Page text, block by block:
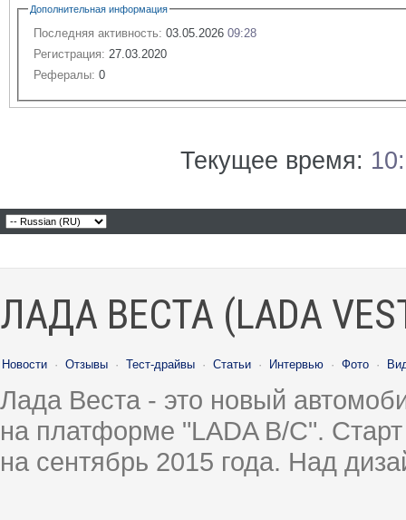
Дополнительная информация
Последняя активность: 03.05.2026 09:28
Регистрация: 27.03.2020
Рефералы: 0
Текущее время:
ЛАДА ВЕСТА (LADA
Новости · Отзывы · Тест-драйвы · Статьи · Интервью · Фото ·
Лада Веста - это новый
на платформе "LADA B/C".
на сентябрь 2015 года. Над